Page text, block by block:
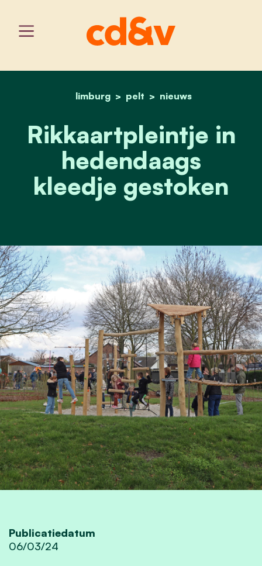
home
limburg pelt nieuws
rikkaartpleintje in
Rikkaartpleintje in
hedendaags
kleedje gestoken
Publicatiedatum
06/03/24